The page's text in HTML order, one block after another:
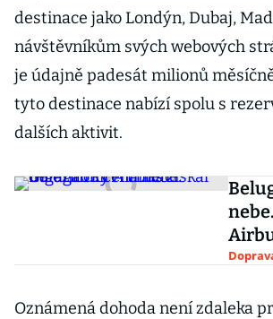
destinace jako Londýn, Dubaj,
návštěvníkům svých webových
je údajně padesát milionů
tyto destinace nabízí spolu s
dalších aktivit.
Oznámená dohoda není zdaleka